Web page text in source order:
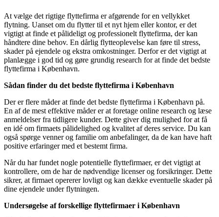
At vælge det rigtige flyttefirma er afgørende for en vellykket
flytning. Uanset om du flytter til et nyt hjem eller kontor, er det
vigtigt at finde et pålideligt og professionelt flyttefirma, der kan
håndtere dine behov. En dårlig flytteoplevelse kan føre til stress,
skader på ejendele og ekstra omkostninger. Derfor er det vigtigt at
planlægge i god tid og gøre grundig research for at finde det bedste
flyttefirma i København.
Sådan finder du det bedste flyttefirma i København
Der er flere måder at finde det bedste flyttefirma i København på.
En af de mest effektive måder er at foretage online research og læse
anmeldelser fra tidligere kunder. Dette giver dig mulighed for at få
en idé om firmaets pålidelighed og kvalitet af deres service. Du kan
også spørge venner og familie om anbefalinger, da de kan have haft
positive erfaringer med et bestemt firma.
Når du har fundet nogle potentielle flyttefirmaer, er det vigtigt at
kontrollere, om de har de nødvendige licenser og forsikringer. Dette
sikrer, at firmaet opererer lovligt og kan dække eventuelle skader på
dine ejendele under flytningen.
Undersøgelse af forskellige flyttefirmaer i København